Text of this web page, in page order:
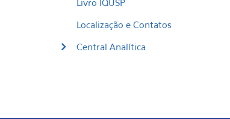
Livro IQUSP
Localização e Contatos
Central Analítica